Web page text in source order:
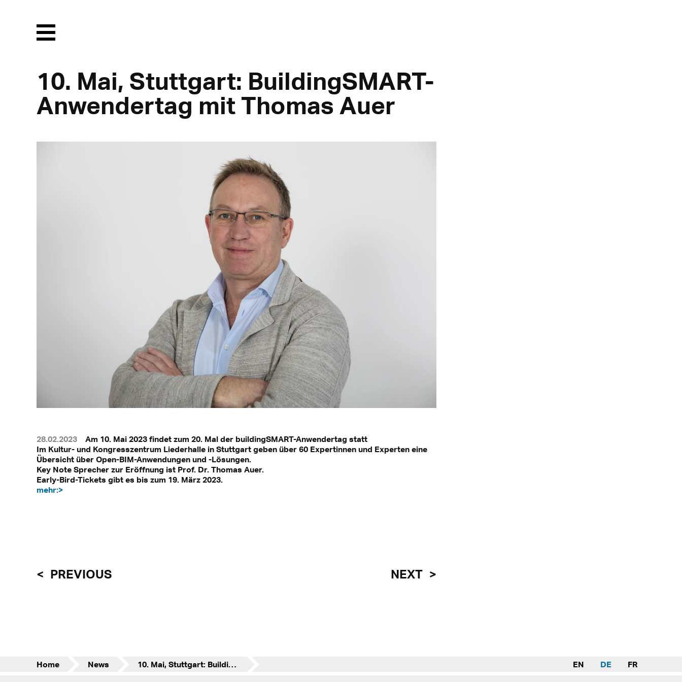
Menu
10. Mai, Stuttgart: BuildingSMART-
Anwendertag mit Thomas Auer
28.02.2023
Am 10. Mai 2023 findet zum 20. Mal der buildingSMART-Anwendertag statt
Im Kultur- und Kongresszentrum Liederhalle in Stuttgart geben über 60 Expertinnen und Experten eine
Übersicht über Open-BIM-Anwendungen und -Lösungen.
Key Note Sprecher zur Eröffnung ist Prof. Dr. Thomas Auer.
Early-Bird-Tickets gibt es bis zum 19. März 2023.
mehr:>
PREVIOUS NEXT
Home News 10. Mai, Stuttgart: BuildingSMART-Anwendertag mit Thomas Auer EN DE FR